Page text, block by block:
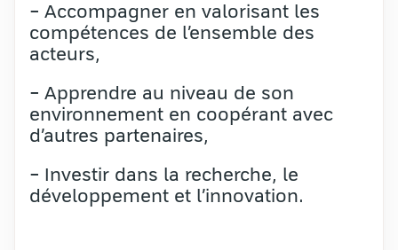
− Accompagner en valorisant les
compétences de l’ensemble des
acteurs,
− Apprendre au niveau de son
environnement en coopérant avec
d’autres partenaires,
− Investir dans la recherche, le
développement et l’innovation.